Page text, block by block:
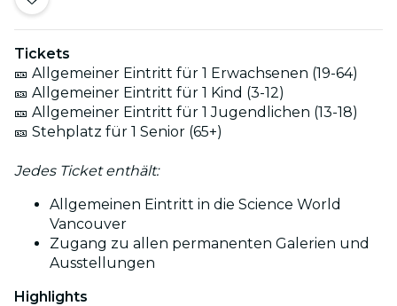
Tickets
🎫 Allgemeiner Eintritt für 1 Erwachsenen (19-64)
🎫 Allgemeiner Eintritt für 1 Kind (3-12)
🎫 Allgemeiner Eintritt für 1 Jugendlichen (13-18)
🎫 Stehplatz für 1 Senior (65+)
Jedes Ticket enthält:
Allgemeinen Eintritt in die Science World
Vancouver
Zugang zu allen permanenten Galerien und
Ausstellungen
Highlights